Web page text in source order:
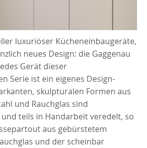
luxuriöser Kücheneinbaugeräte,
neues Design: die Gaggenau
Gerät dieser
Serie ist ein eigenes Design-
skulpturalen Formen aus
und Rauchglas sind
teils in Handarbeit veredelt, so
aus gebürstetem
und der scheinbar